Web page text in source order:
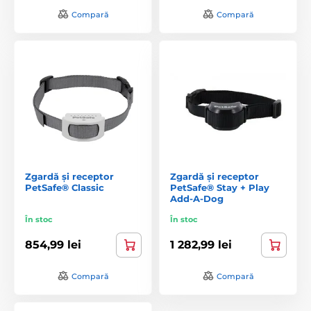
Compară Compară
Zgardă și receptor
PetSafe® Classic
În stoc
854,99 lei
Compară
Zgardă și receptor
PetSafe® Stay + Play
Add-A-Dog
În stoc
1 282,99 lei
Compară